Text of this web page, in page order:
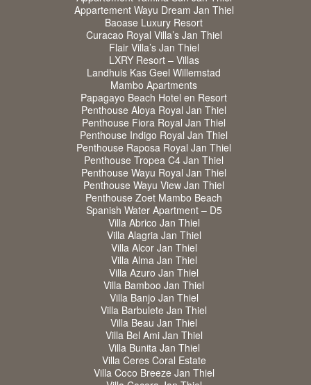
Appartement Wayu Dream Jan Thiel
Baoase Luxury Resort
Curacao Royal Villa’s Jan Thiel
Flair Villa’s Jan Thiel
LXRY Resort – Villas
Landhuis Kas Geel Willemstad
Mambo Apartments
Papagayo Beach Hotel en Resort
Penthouse Aloya Royal Jan Thiel
Penthouse Fiora Royal Jan Thiel
Penthouse Indigo Royal Jan Thiel
Penthouse Raposa Royal Jan Thiel
Penthouse Tropea C4 Jan Thiel
Penthouse Wayu Royal Jan Thiel
Penthouse Wayu View Jan Thiel
Penthouse Zoet Mambo Beach
Spanish Water Apartment – D5
Villa Abrico Jan Thiel
Villa Alagria Jan Thiel
Villa Alcor Jan Thiel
Villa Alma Jan Thiel
Villa Azuro Jan Thiel
Villa Bamboo Jan Thiel
Villa Banjo Jan Thiel
Villa Barbulete Jan Thiel
Villa Beau Jan Thiel
Villa Bel Ami Jan Thiel
Villa Bunita Jan Thiel
Villa Ceres Coral Estate
Villa Coco Breeze Jan Thiel